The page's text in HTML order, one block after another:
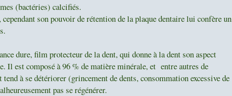
(bactéries) calcifiés.
son pouvoir de rétention de la plaque dentaire lui confère un
dure, film protecteur de la dent, qui donne à la dent son aspect
Il est composé à 96 % de matière minérale, et entre autres de
à se détériorer (grincement de dents, consommation excessive de
pas se régénérer.